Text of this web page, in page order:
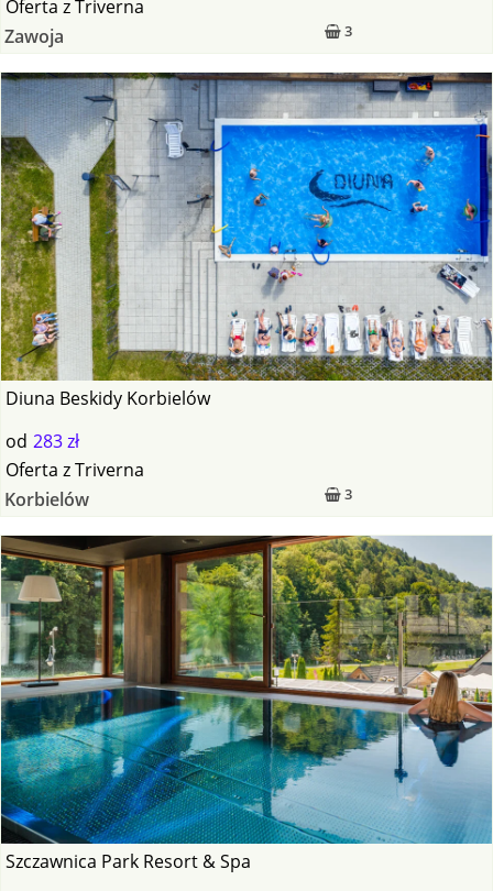
3
Oferta zTriverna
Zawoja
Diuna Beskidy Korbielów
od 283 zł
3
Oferta zTriverna
Korbielów
Szczawnica Park Resort & Spa